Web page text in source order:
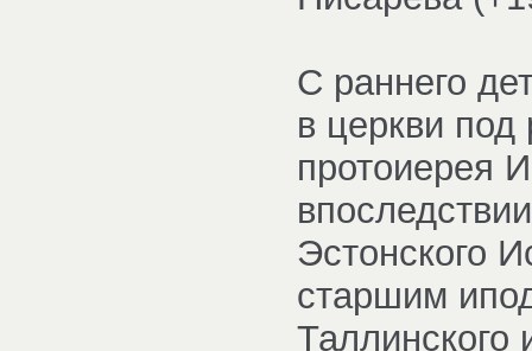
С раннего
в церкви под
протоиерея
Эстонского
старшим
Таллинского